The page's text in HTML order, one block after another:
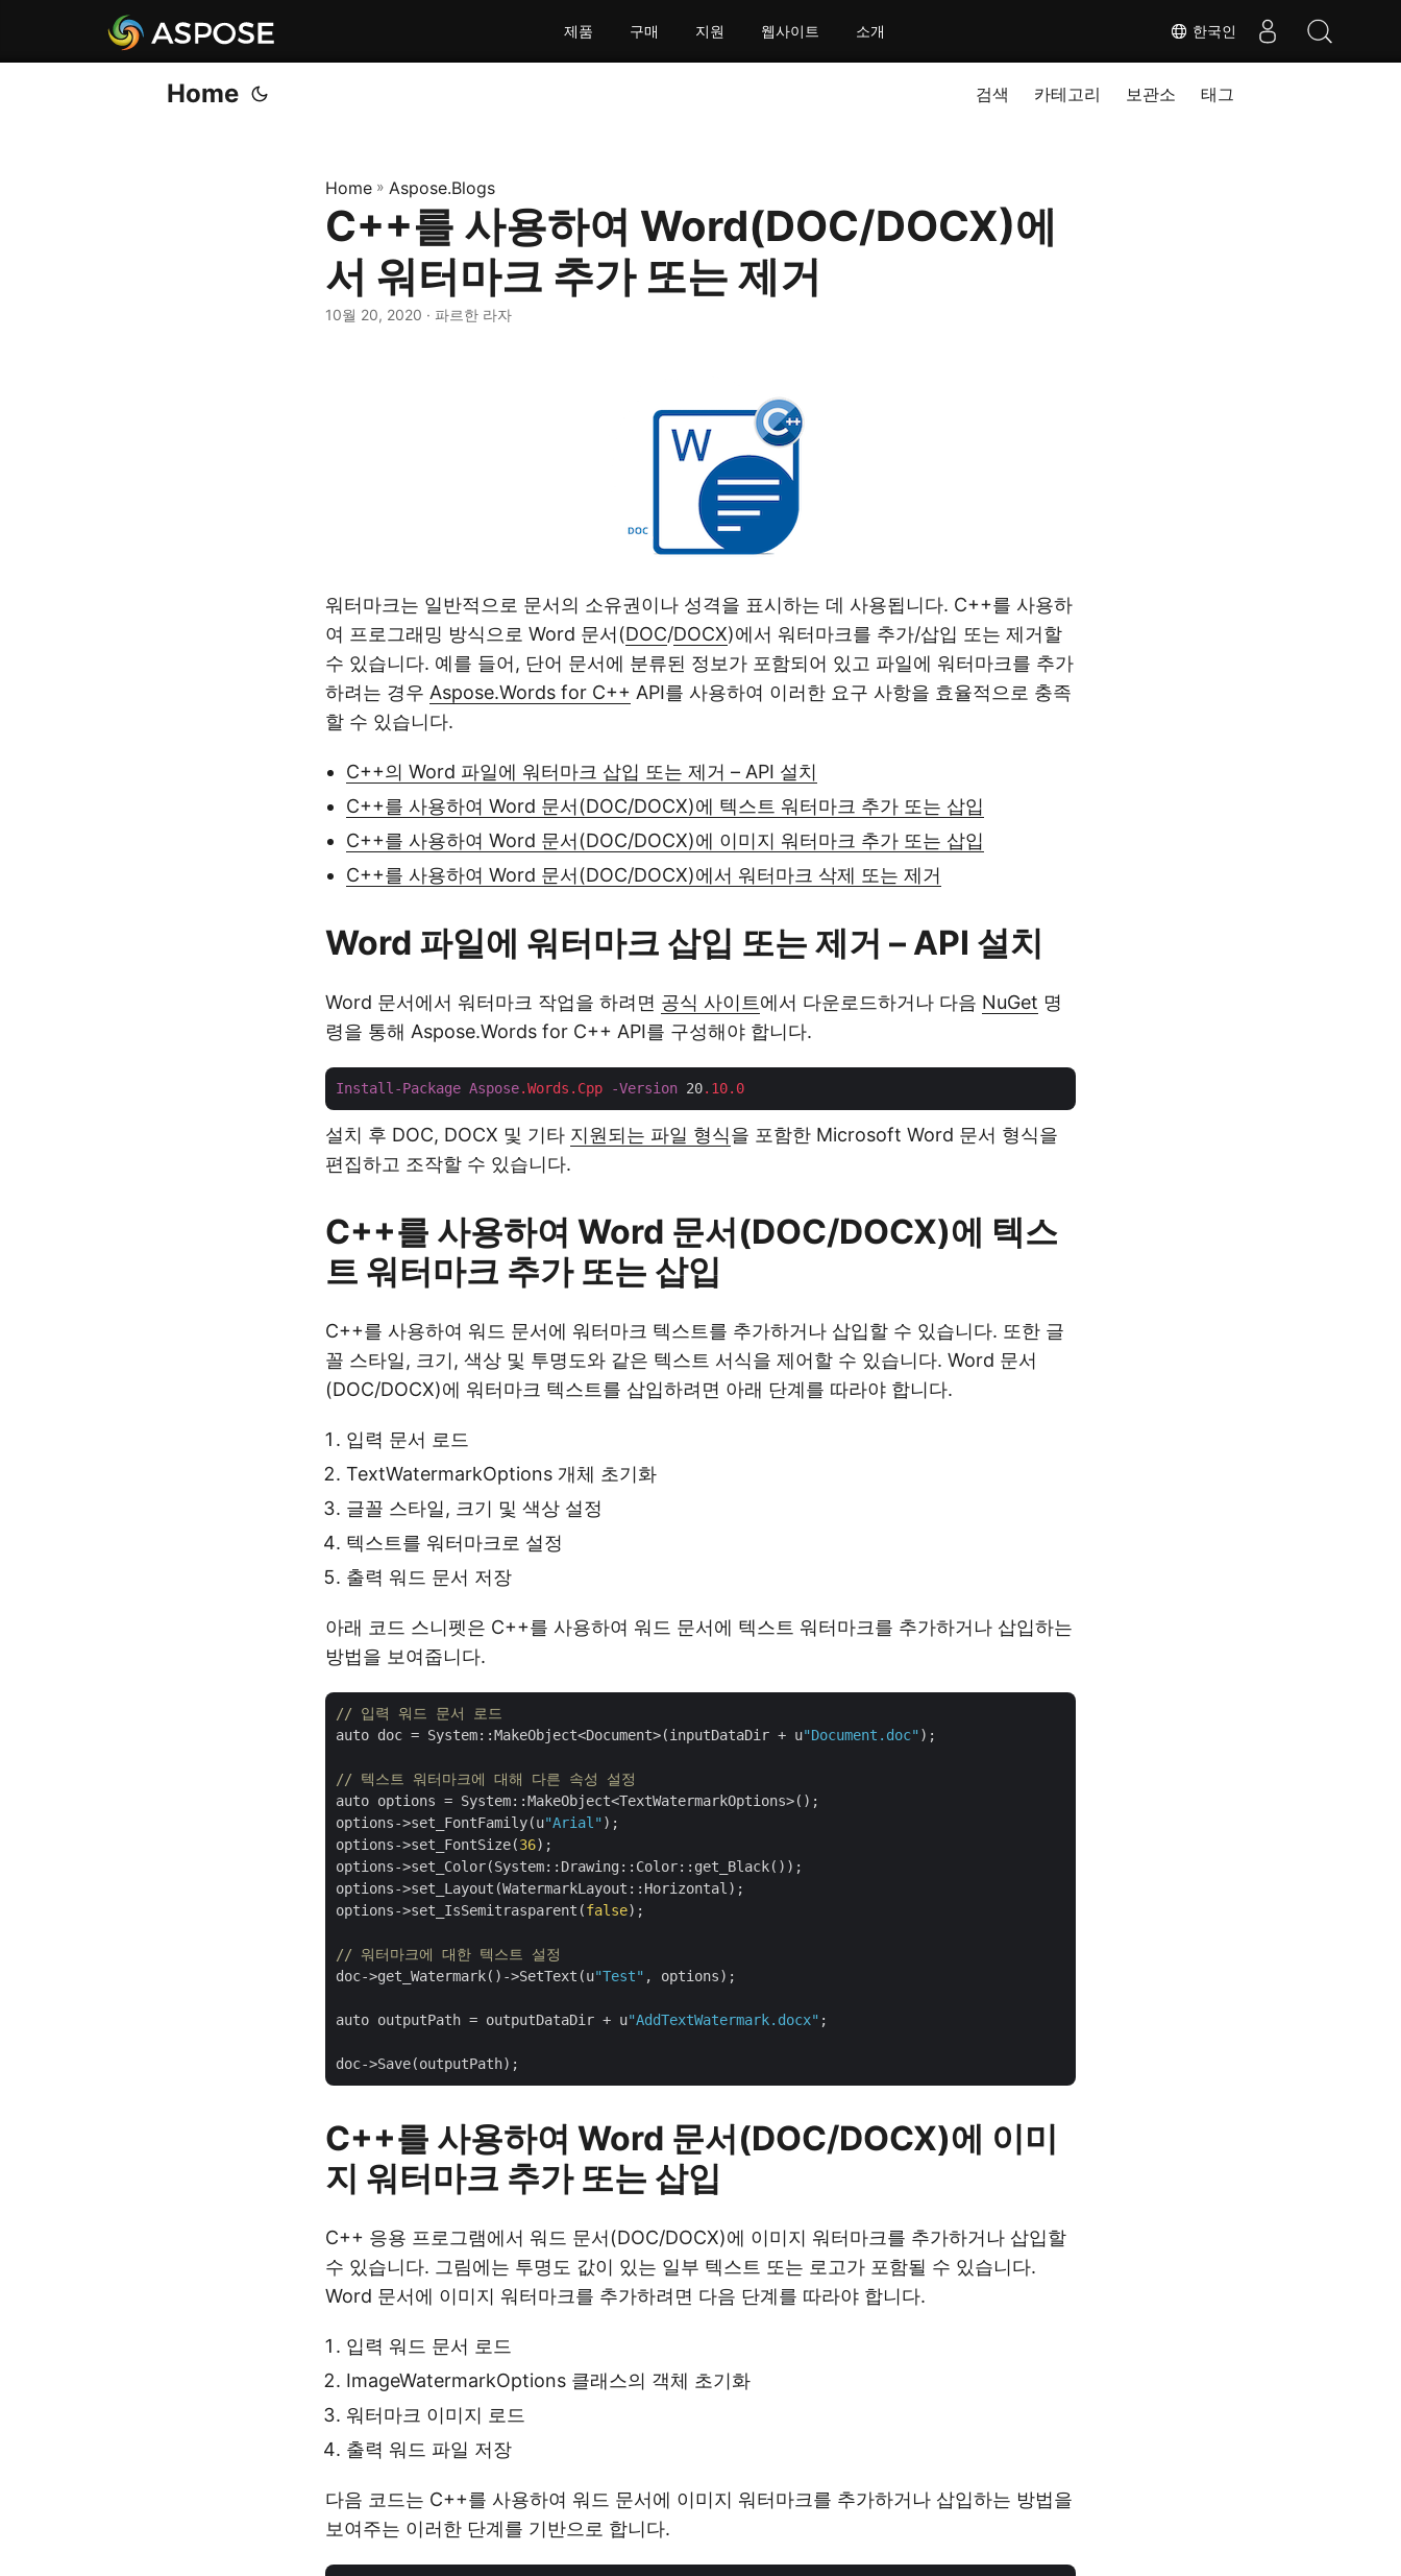
한국인
제품 구매 지원 웹사이트 소개
Home 검색 카테고리 보관소 태그
Home » Aspose.Blogs
C++를 사용하여 Word(DOC/DOCX)에
서 워터마크 추가 또는 제거
10월 20, 2020 · 파르한 라자
워터마크는 일반적으로 문서의 소유권이나 성격을 표시하는 데 사용됩니다. C++를 사용하
여 프로그래밍 방식으로 Word 문서(DOC/DOCX)에서 워터마크를 추가/삽입 또는 제거할
수 있습니다. 예를 들어, 단어 문서에 분류된 정보가 포함되어 있고 파일에 워터마크를 추가
하려는 경우 Aspose.Words for C++ API를 사용하여 이러한 요구 사항을 효율적으로 충족
할 수 있습니다.
C++의 Word 파일에 워터마크 삽입 또는 제거 – API 설치
C++를 사용하여 Word 문서(DOC/DOCX)에 텍스트 워터마크 추가 또는 삽입
C++를 사용하여 Word 문서(DOC/DOCX)에 이미지 워터마크 추가 또는 삽입
C++를 사용하여 Word 문서(DOC/DOCX)에서 워터마크 삭제 또는 제거
Word 파일에 워터마크 삽입 또는 제거 – API 설치
Word 문서에서 워터마크 작업을 하려면 공식 사이트에서 다운로드하거나 다음 NuGet 명
령을 통해 Aspose.Words for C++ API를 구성해야 합니다.
Install-Package Aspose.Words .Cpp -Version 20.10.0
설치 후 DOC, DOCX 및 기타 지원되는 파일 형식을 포함한 Microsoft Word 문서 형식을
편집하고 조작할 수 있습니다.
C++를 사용하여 Word 문서(DOC/DOCX)에 텍스
트 워터마크 추가 또는 삽입
C++를 사용하여 워드 문서에 워터마크 텍스트를 추가하거나 삽입할 수 있습니다. 또한 글
꼴 스타일, 크기, 색상 및 투명도와 같은 텍스트 서식을 제어할 수 있습니다. Word 문서
(DOC/DOCX)에 워터마크 텍스트를 삽입하려면 아래 단계를 따라야 합니다.
입력 문서 로드
TextWatermarkOptions 개체 초기화
글꼴 스타일, 크기 및 색상 설정
텍스트를 워터마크로 설정
출력 워드 문서 저장
아래 코드 스니펫은 C++를 사용하여 워드 문서에 텍스트 워터마크를 추가하거나 삽입하는
방법을 보여줍니다.
// 입력 워드 문서 로드
auto doc = System::MakeObject<Document>(inputDataDir + u"Document.doc" );
// 텍스트 워터마크에 대해 다른 속성 설정
auto options = System::MakeObject<TextWatermarkOptions>();
options->set_FontFamily(u"Arial" );
options->set_FontSize(36);
options->set_Color(System::Drawing::Color::get_Black());
options->set_Layout(WatermarkLayout::Horizontal);
options->set_IsSemitrasparent(false);
// 워터마크에 대한 텍스트 설정
doc->get_Watermark()->SetText(u"Test" , options);
auto outputPath = outputDataDir + u"AddTextWatermark.docx" ;
C++를 사용하여 Word 문서(DOC/DOCX)에 이미
지 워터마크 추가 또는 삽입
C++ 응용 프로그램에서 워드 문서(DOC/DOCX)에 이미지 워터마크를 추가하거나 삽입할
수 있습니다. 그림에는 투명도 값이 있는 일부 텍스트 또는 로고가 포함될 수 있습니다.
Word 문서에 이미지 워터마크를 추가하려면 다음 단계를 따라야 합니다.
입력 워드 문서 로드
ImageWatermarkOptions 클래스의 객체 초기화
워터마크 이미지 로드
출력 워드 파일 저장
다음 코드는 C++를 사용하여 워드 문서에 이미지 워터마크를 추가하거나 삽입하는 방법을
보여주는 이러한 단계를 기반으로 합니다.